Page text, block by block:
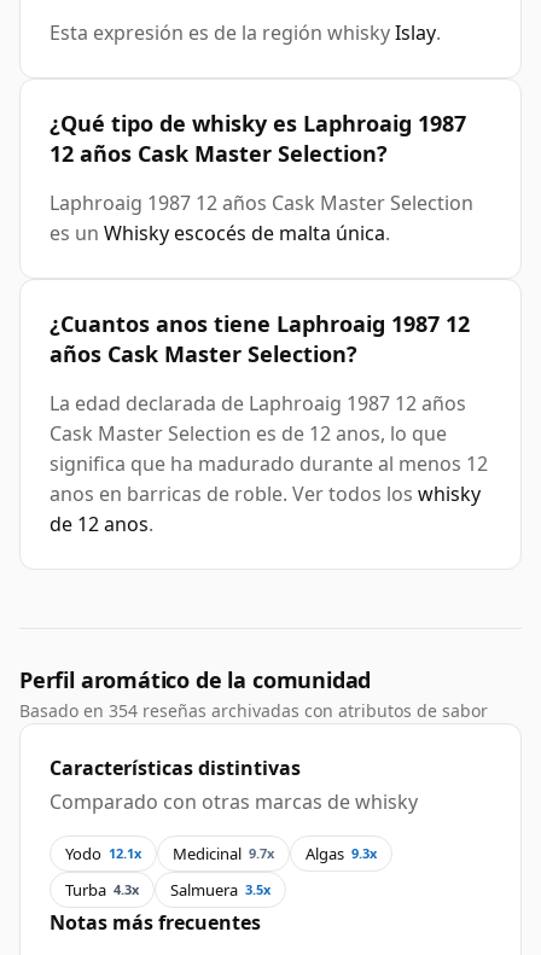
Esta expresión es de la región whiskyIslay.
¿Qué tipo de whisky es Laphroaig 1987
12 años Cask Master Selection?
Laphroaig 1987 12 años Cask Master Selection
es un Whisky escocés de malta única.
¿Cuantos anos tiene Laphroaig 1987 12
años Cask Master Selection?
La edad declarada de Laphroaig 1987 12 años
Cask Master Selection es de 12 anos, lo que
significa que ha madurado durante al menos 12
anos en barricas de roble. Ver todos los whisky
de 12 anos.
Perfil aromático de la comunidad
Basado en 354 reseñas archivadas con atributos de sabor
Características distintivas
Comparado con otras marcas de whisky
Yodo 12.1x Medicinal 9.7x Algas 9.3x
Turba 4.3x Salmuera 3.5x
Notas más frecuentes